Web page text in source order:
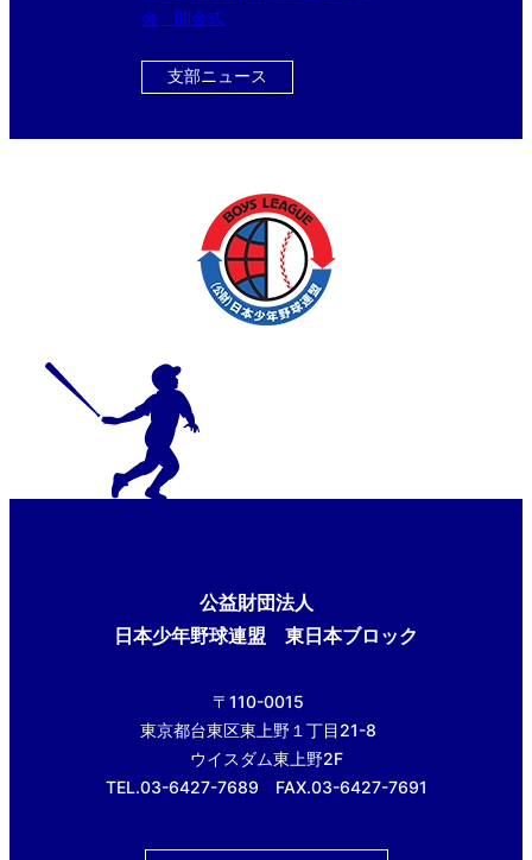
会 開会式
支部ニュース
公益財団法人
日本少年野球連盟 東日本ブロック
〒110-0015
東京都台東区東上野１丁目21-8
ウイスダム東上野2F
TEL.03-6427-7689 FAX.03-6427-7691